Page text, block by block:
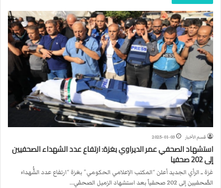
قسم الأخبار 2025-01-03
استشهاد الصحفي عمر الديراوي بغزة: ارتفاع عدد الشهداء الصحفيين
إلى 202 صحفيا
غزة ــ الرأي الجديد أعلن “المكتب الإعلامي الحكومي” بغزة “ارتفاع عدد الشُّهداء
الصَّحفيين إلى 202 صحفياً بعد استشهاد الزميل الصحفي…